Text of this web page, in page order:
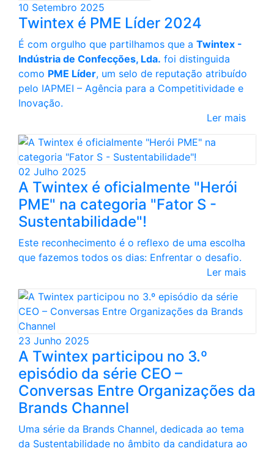
10 Setembro 2025
Twintex é PME Líder 2024
É com orgulho que partilhamos que a Twintex -
Indústria de Confecções, Lda. foi distinguida
como PME Líder, um selo de reputação atribuído
pelo IAPMEI – Agência para a Competitividade e
Inovação.
Ler mais
02 Julho 2025
A Twintex é oficialmente "Herói
PME" na categoria "Fator S -
Sustentabilidade"!
Este reconhecimento é o reflexo de uma escolha
que fazemos todos os dias: Enfrentar o desafio.
Ler mais
23 Junho 2025
A Twintex participou no 3.º
episódio da série CEO –
Conversas Entre Organizações da
Brands Channel
Uma série da Brands Channel, dedicada ao tema
da Sustentabilidade no âmbito da candidatura ao